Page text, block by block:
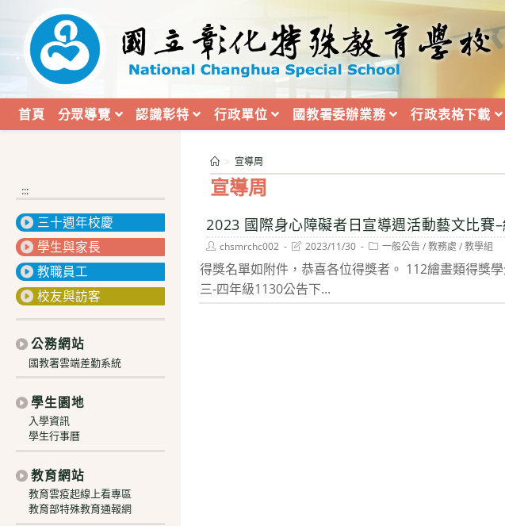
內
首頁 分眾導覽 認識彰特 行政單位 國教署委辦業務 行政表格下載
宣導周
> 宣導周
2023 國際身心障礙者日宣導週活動藝文比賽
Postchsmrchc002
Post
modified:
2023/11/30
Post一般公告 / 教務處 / 教學組
得獎名單如附件，恭喜各位得獎者。 112繪畫類得獎
三-四年級1130公告下...
:::
三十週年校慶
學生與家長
教職員工
校友與訪客
公務網站
國教署雲端差勤系統
學生園地
入學資訊
學生行事曆
教育網站
教育雲疫起線上看專區
教育部特殊教育通報網